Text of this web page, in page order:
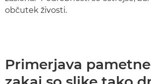
občutek živosti.
Primerjava